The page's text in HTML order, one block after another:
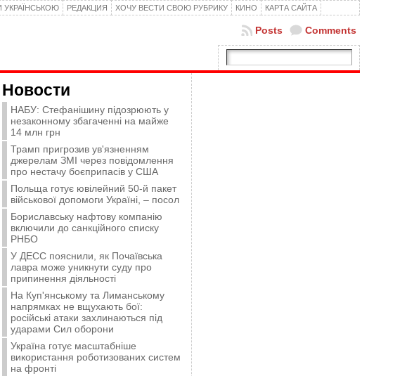
УКРАЇНСЬКОЮ РЕДАКЦИЯ ХОЧУ ВЕСТИ СВОЮ РУБРИКУ КИНО КАРТА САЙТА
Comments
Posts
Новости
НАБУ: Стефанішину підозрюють у
незаконному збагаченні на майже
14 млн грн
Трамп пригрозив ув'язненням
джерелам ЗМІ через повідомлення
про нестачу боєприпасів у США
Польща готує ювілейний 50-й пакет
військової допомоги Україні, – посол
Бориславську нафтову компанію
включили до санкційного списку
РНБО
У ДЕСС пояснили, як Почаївська
лавра може уникнути суду про
припинення діяльності
На Куп'янському та Лиманському
напрямках не вщухають бої:
російські атаки захлинаються під
ударами Сил оборони
Україна готує масштабніше
використання роботизованих систем
на фронті